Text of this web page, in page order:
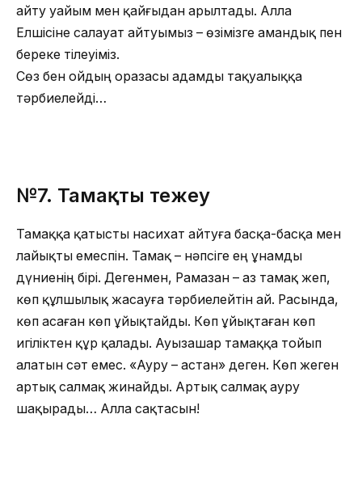
айту уайым мен қайғыдан арылтады. Алла
Елшісіне салауат айтуымыз – өзімізге амандық пен
береке тілеуіміз.
Сөз бен ойдың оразасы адамды тақуалыққа
тәрбиелейді…
№7. Тамақты тежеу
Тамаққа қатысты насихат айтуға басқа-басқа мен
лайықты емеспін. Тамақ – нәпсіге ең ұнамды
дүниенің бірі. Дегенмен, Рамазан – аз тамақ жеп,
көп құлшылық жасауға тәрбиелейтін ай. Расында,
көп асаған көп ұйықтайды. Көп ұйықтаған көп
игіліктен құр қалады. Ауызашар тамаққа тойып
алатын сәт емес. «Ауру – астан» деген. Көп жеген
артық салмақ жинайды. Артық салмақ ауру
шақырады… Алла сақтасын!